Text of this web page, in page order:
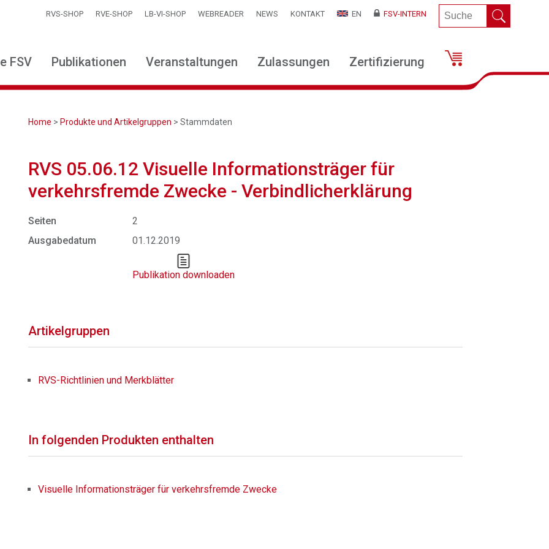
RVS-SHOP RVE-SHOP LB-VI-SHOP WEBREADER NEWS KONTAKT EN FSV-INTERN
FSV Publikationen Veranstaltungen Zulassungen Zertifizierung
Home > Produkte und Artikelgruppen > Stammdaten
RVS 05.06.12 Visuelle Informationsträger für
verkehrsfremde Zwecke - Verbindlicherklärung
Seiten
2
Ausgabedatum
01.12.2019
Publikation downloaden
Artikelgruppen
RVS-Richtlinien und Merkblätter
In folgenden Produkten enthalten
Visuelle Informationsträger für verkehrsfremde Zwecke